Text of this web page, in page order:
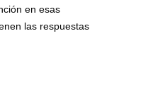
en esas
las respuestas